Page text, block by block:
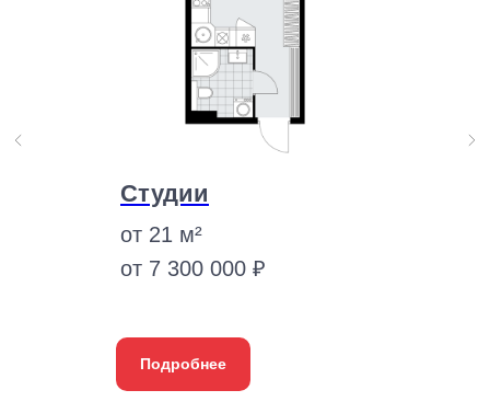
Студии
от 21 м²
от 7 300 000 ₽
Подробнее